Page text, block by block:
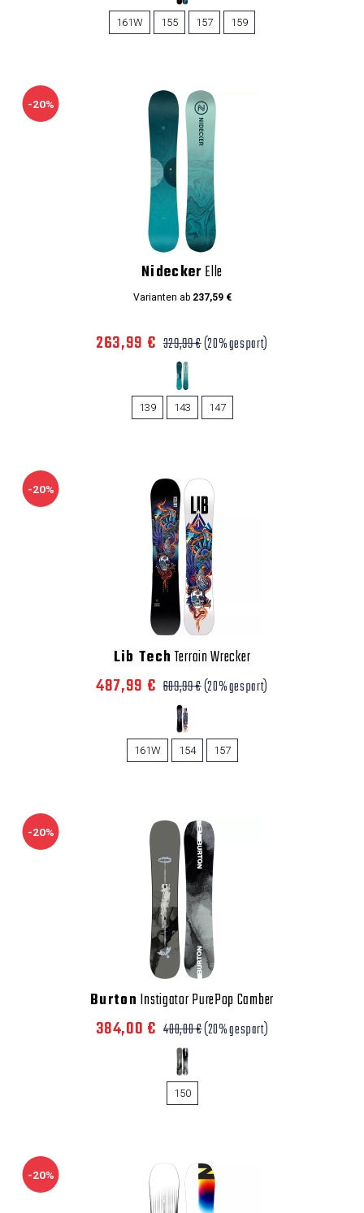
161W 155 157 159
-20%
Nidecker Elle
Varianten ab237,59 €
263,99 € 329,99 €(20% gespart)
139 143 147
-20%
Lib TechTerrain Wrecker
487,99 € 609,99 €(20% gespart)
161W 154 157
-20%
Burton Instigator PurePop Camber
384,00 € 480,00 €(20% gespart)
150
-20%